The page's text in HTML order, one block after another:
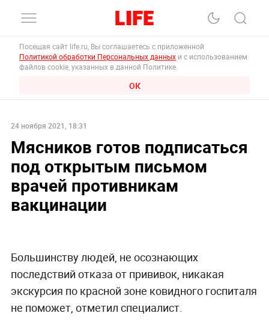
Посещая сайт life.ru, Вы соглашаетесь с приложенной
Политикой обработки Персональных данных и с использованием
файлов cookie, указанных в данной Политике.
ОК
24 ноября 2021, 18:31
Мясников готов подписаться
под открытым письмом
врачей противникам
вакцинации
Большинству людей, не осознающих
последствий отказа от прививок, никакая
экскурсия по красной зоне ковидного госпиталя
не поможет, отметил специалист.